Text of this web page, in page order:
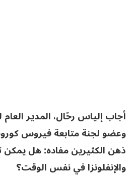
أجاب إلياس رحّال، المدير
وعضو لجنة متابعة فيروس
ذهن الكثيرين مفاده: هل يمكن
والإنفلونزا في نفس الوقت؟